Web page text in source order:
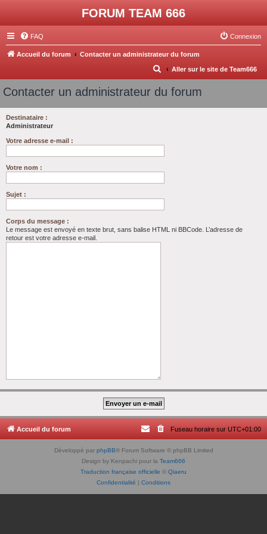
FORUM TEAM 666
FAQ Connexion
Accueil du forum Contacter un administrateur du forum
Aller sur le site de Team666
R
c
e
r
Contacter un administrateur du forum
Destinataire :
Administrateur
Votre adresse e-mail :
Votre nom :
Sujet :
Corps du message :
Le message est envoyé en texte brut, sans balise HTML ni BBCode. L’adresse de
retour est votre adresse e-mail.
Accueil du forum Fuseau horaire sur UTC+01:00
Développé par phpBB® Forum Software © phpBB Limited
Design by Kenpachi pour la Team666
Traduction française officielle © Qiaeru
Confidentialité | Conditions